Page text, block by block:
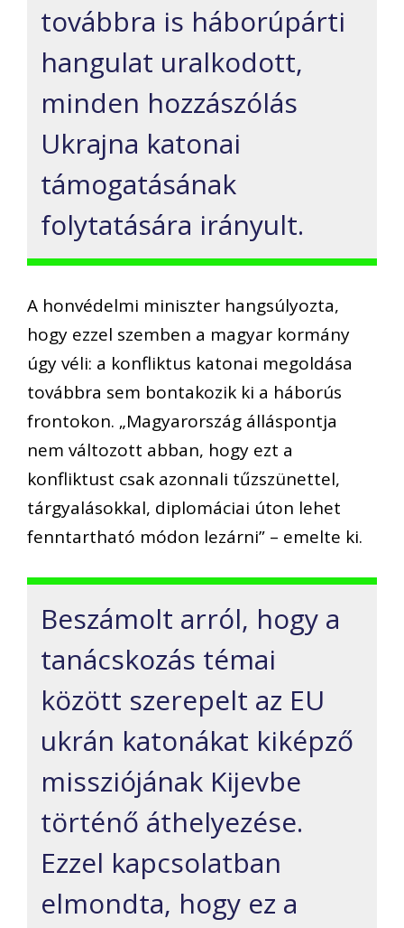
továbbra is háborúpárti
hangulat uralkodott,
minden hozzászólás
Ukrajna katonai
támogatásának
folytatására irányult.
A honvédelmi miniszter hangsúlyozta,
hogy ezzel szemben a magyar kormány
úgy véli: a konfliktus katonai megoldása
továbbra sem bontakozik ki a háborús
frontokon. „Magyarország álláspontja
nem változott abban, hogy ezt a
konfliktust csak azonnali tűzszünettel,
tárgyalásokkal, diplomáciai úton lehet
fenntartható módon lezárni” – emelte ki.
Beszámolt arról, hogy a
tanácskozás témai
között szerepelt az EU
ukrán katonákat kiképző
missziójának Kijevbe
történő áthelyezése.
Ezzel kapcsolatban
elmondta, hogy ez a